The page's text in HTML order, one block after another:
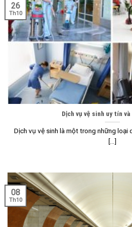
Dịch vụ vệ sinh uy tín
Dịch vụ vệ sinh là một trong những loại
[...]
26
Th10
08
Th10